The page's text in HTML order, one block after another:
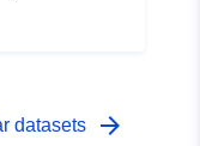
datasets arrow_forward